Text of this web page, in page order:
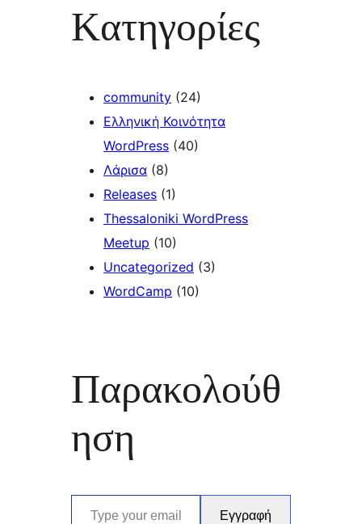
Kατηγορίες
community (24)
Ελληνική Κοινότητα
WordPress (40)
Λάρισα (8)
Releases (1)
Thessaloniki WordPress
Meetup (10)
Uncategorized (3)
WordCamp (10)
Παρακολούθ
ηση
Type your email…
Εγγραφή